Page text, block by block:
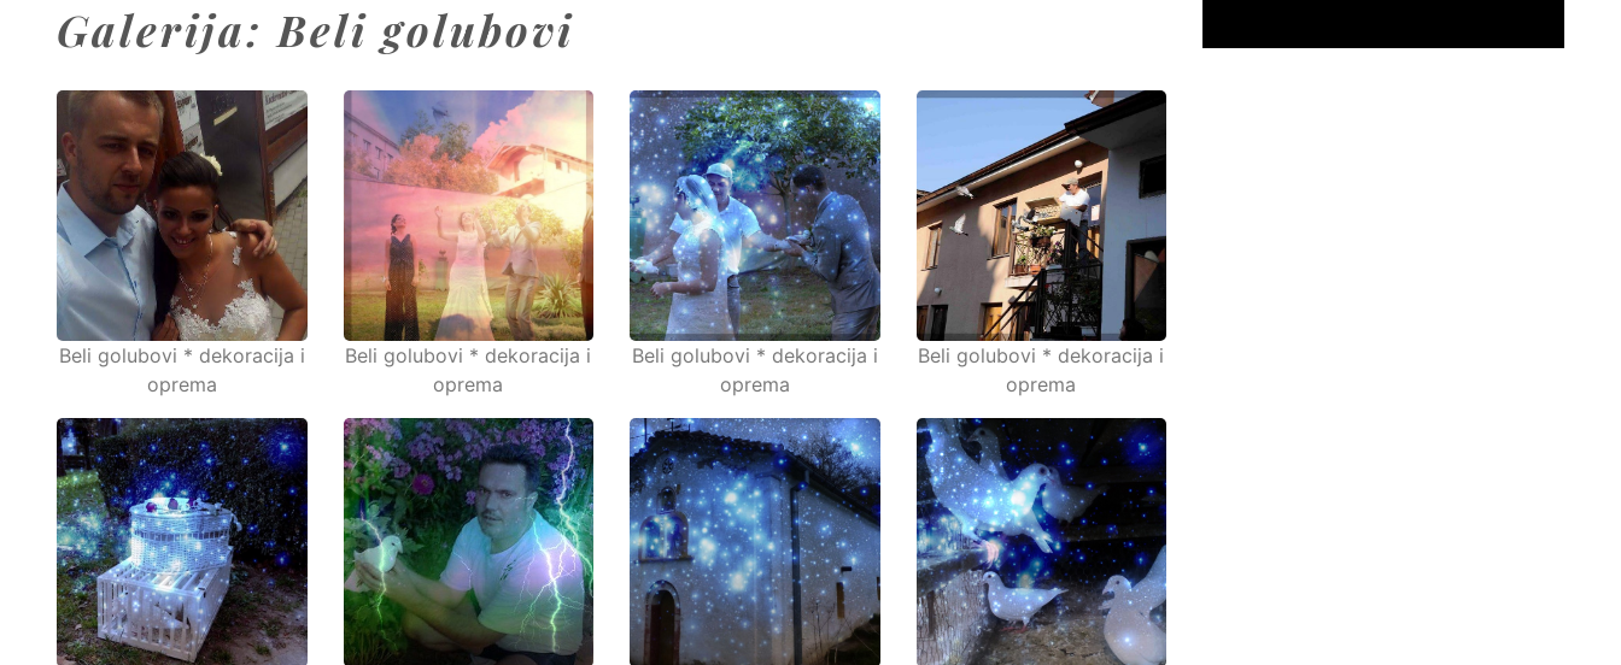
Galerija: Beli golubovi
Beli golubovi * dekoracija i
oprema
Beli golubovi * dekoracija i
oprema
Beli golubovi * dekoracija i
oprema
Beli golubovi * dekoracija i
oprema